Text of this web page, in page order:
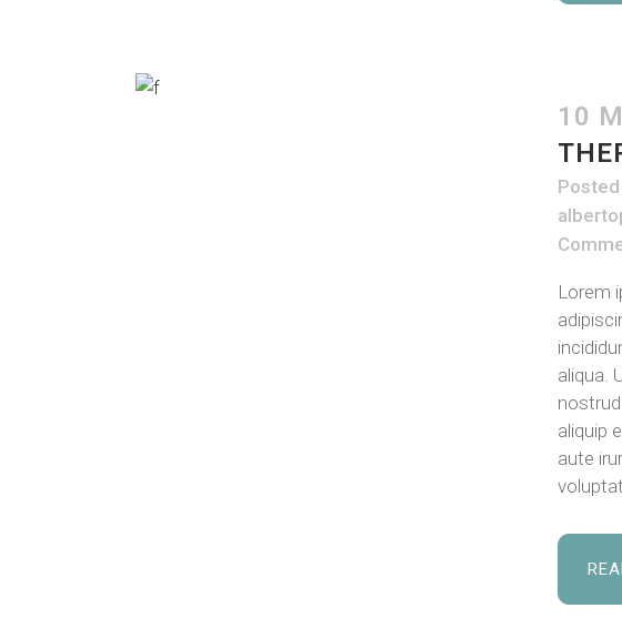
10
Lorem
aliqua.
aliquip
aute